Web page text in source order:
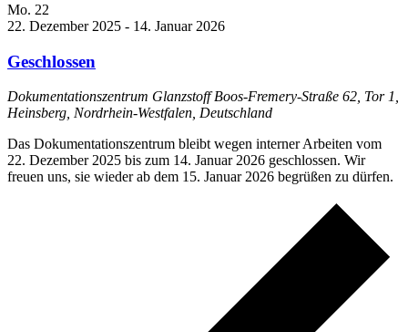
Mo. 22
22. Dezember 2025 - 14. Januar 2026
Geschlossen
Dokumentationszentrum GlanzstoffBoos-Fremery-Straße 62, Tor 1,
Heinsberg, Nordrhein-Westfalen, Deutschland
Das Dokumentationszentrum bleibt wegen interner Arbeiten vom
22. Dezember 2025 bis zum 14. Januar 2026 geschlossen. Wir
freuen uns, sie wieder ab dem 15. Januar 2026 begrüßen zu dürfen.